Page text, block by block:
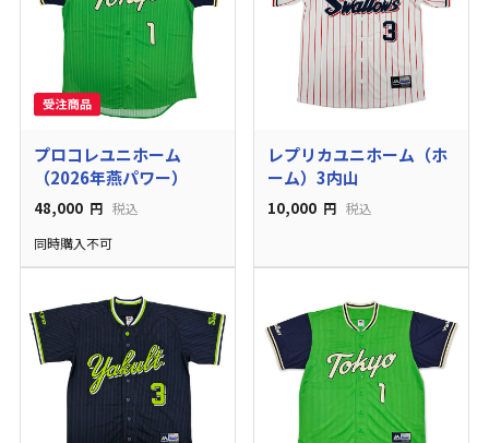
プロコレユニホーム
（2026年燕パワー）
48,000 円 税込
同時購入不可
レプリカユニホーム（ホ
ーム）3内山
10,000 円 税込